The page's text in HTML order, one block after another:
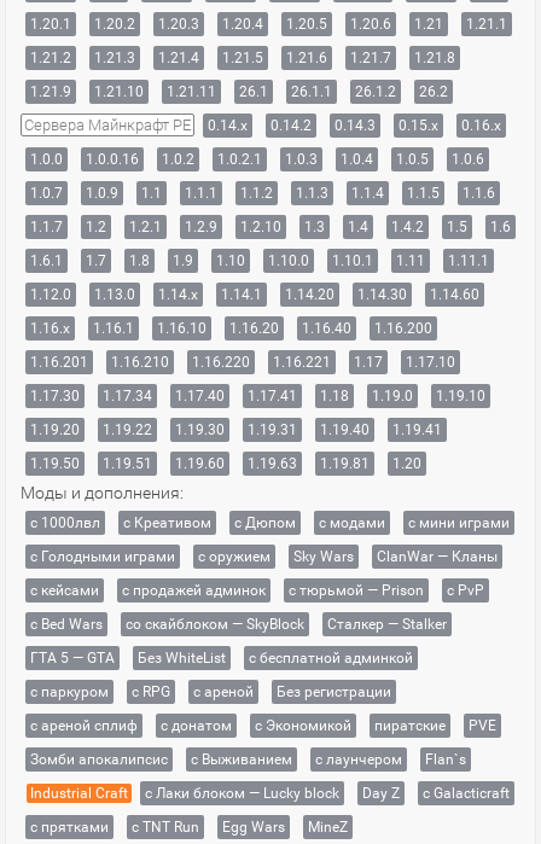
1.20.1
1.20.2 1.20.3 1.20.4 1.20.5 1.20.6 1.21
1.21.1
1.21.2
1.21.3 1.21.4 1.21.5 1.21.6 1.21.7
1.21.8
1.21.9
1.21.10 1.21.11 26.1 26.1.1 26.1.2 26.2
Сервера Майнкрафт PE 0.14.x 0.14.2 0.14.3 0.15.x
0.16.x
1.0.0
1.0.0.16 1.0.2 1.0.2.1 1.0.3 1.0.4 1.0.5
1.0.6
1.0.7
1.0.9 1.1 1.1.1 1.1.2 1.1.3 1.1.4 1.1.5
1.1.6
1.1.7
1.2 1.2.1 1.2.9 1.2.10 1.3 1.4 1.4.2 1.5
1.6
1.6.1
1.7 1.8 1.9 1.10 1.10.0 1.10.1 1.11
1.11.1
1.12.0
1.13.0 1.14.x 1.14.1 1.14.20 1.14.30
1.14.60
1.16.x
1.16.1 1.16.10 1.16.20 1.16.40
1.16.200
1.16.201
1.16.210 1.16.220 1.16.221 1.17
1.17.10
1.17.30
1.17.34 1.17.40 1.17.41 1.18 1.19.0
1.19.10
1.19.20
1.19.22 1.19.30 1.19.31 1.19.40
1.19.41
1.19.50
1.19.51 1.19.60 1.19.63 1.19.81 1.20
Моды и дополнения:
с 1000лвл c Креативом с Дюпом с модами
с мини играми
с Голодными играми
с оружием Sky Wars
ClanWar — Кланы
с кейсами
с продажей админок с тюрьмой — Prison
с PvP
с Bed Wars
со скайблоком — SkyBlock
Сталкер — Stalker
ГТА 5 — GTA
Без WhiteList
с бесплатной админкой
с паркуром
с RPG с ареной
Без регистрации
с ареной сплиф
с донатом с Экономикой пиратские
PVE
Зомби апокалипсис
с Выживанием с лаунчером
Flan`s
Industrial Craft
с Лаки блоком — Lucky block Day Z
с Galacticraft
с прятками
с TNT Run Egg Wars
MineZ